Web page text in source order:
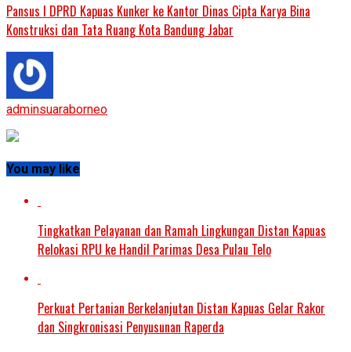
Pansus I DPRD Kapuas Kunker ke Kantor Dinas Cipta Karya Bina
Konstruksi dan Tata Ruang Kota Bandung Jabar
adminsuaraborneo
You may like
Tingkatkan Pelayanan dan Ramah Lingkungan Distan Kapuas
Relokasi RPU ke Handil Parimas Desa Pulau Telo
Perkuat Pertanian Berkelanjutan Distan Kapuas Gelar Rakor
dan Singkronisasi Penyusunan Raperda